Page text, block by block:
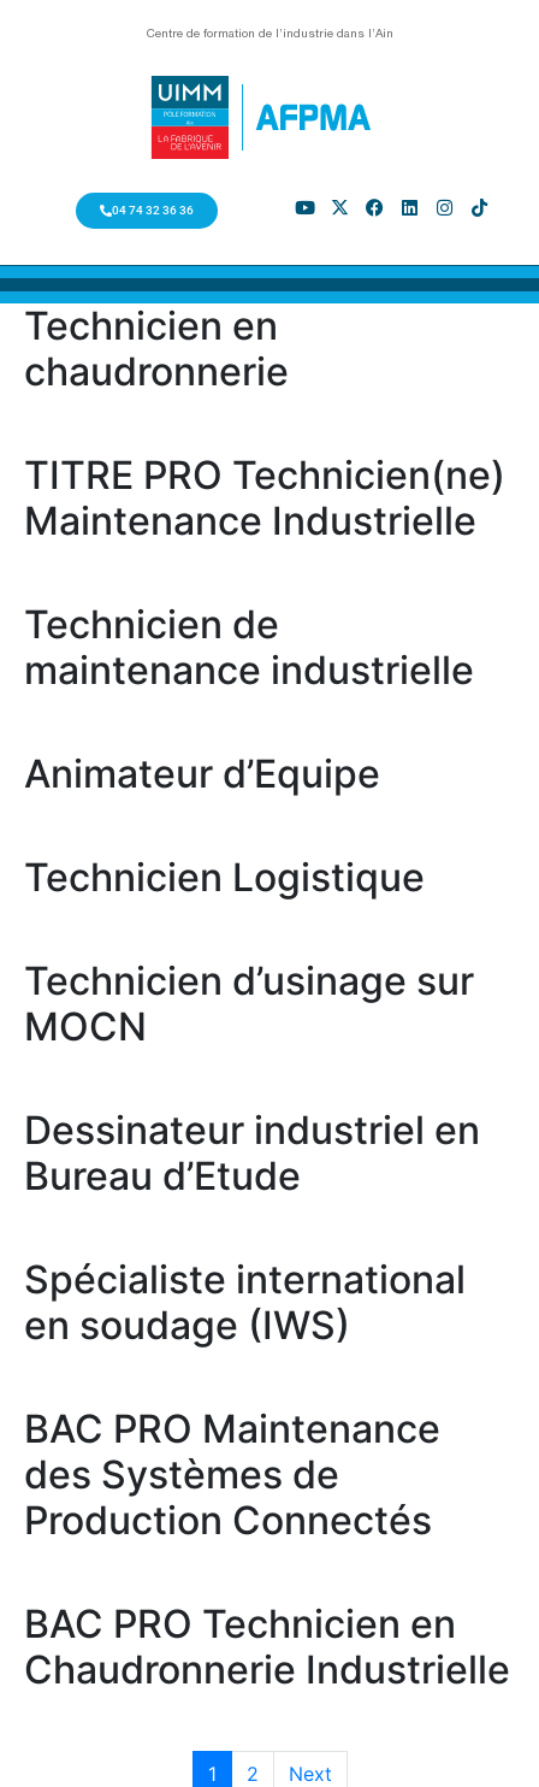
Centre de formation de l’industrie dans l’Ain
04 74 32 36 36
Technicien en
chaudronnerie
TITRE PRO Technicien(ne)
Maintenance Industrielle
Technicien de
maintenance industrielle
Animateur d’Equipe
Technicien Logistique
Technicien d’usinage sur
MOCN
Dessinateur industriel en
Bureau d’Etude
Spécialiste international
en soudage (IWS)
BAC PRO Maintenance
des Systèmes de
Production Connectés
BAC PRO Technicien en
Chaudronnerie Industrielle
1 2 Next